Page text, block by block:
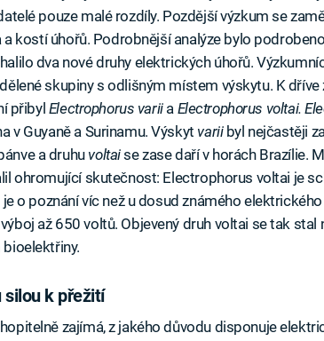
pouze malé rozdíly. Pozdější výzkum se
kostí úhořů. Podrobnější analýze bylo
dva nové druhy elektrických úhořů.
skupiny s odlišným místem výskytu. K dříve
přibyl Electrophorus varii a Electrophorus voltai.
v Guyaně a Surinamu. Výskyt varii byl nejčastěji
a druhuvoltaise zase daří v horách Brazílie.
ohromující skutečnost: Electrophorus voltai je
o poznání víc než u dosud známého elektrického
až 650 voltů. Objevený druh voltai se tak
silou k přežití
zajímá, z jakého důvodu disponuje